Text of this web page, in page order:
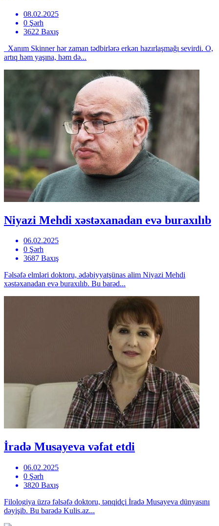
08.02.2025
0 Şərh
3622 Baxış
Xanım Skinner hər zaman tədbirlərə erkən hazırlaşmağı sevirdi. O,
artıq həm yaşına, həm də...
Niyazi Mehdi xəstəxanadan evə buraxılıb
06.02.2025
0 Şərh
3687 Baxış
Fəlsəfə elmləri doktoru, ədəbiyyatşünas alim Niyazi Mehdi
xəstəxanadan evə buraxılıb. Bu barəd...
İradə Musayeva vəfat etdi
06.02.2025
0 Şərh
3820 Baxış
Filologiya üzrə fəlsəfə doktoru, tənqidçi İradə Musayeva dünyasını
dəyişib. Bu barədə Kulis.az...